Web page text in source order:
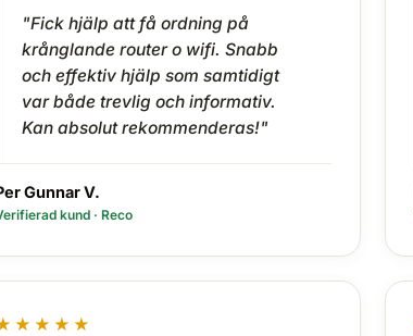
"Fick hjälp att få ordning på
krånglande router o wifi. Snabb
och effektiv hjälp som samtidigt
var både trevlig och informativ.
Kan absolut rekommenderas!"
Gunnar V.
kund · Reco